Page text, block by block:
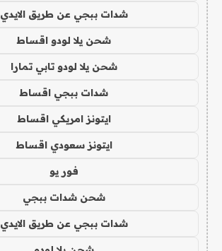
شدات ببجي عن طريق الايدي
شحن يلا لودو اقساط
شحن يلا لودو تابي تمارا
شدات ببجي اقساط
ايتونز امريكي اقساط
ايتونز سعودي اقساط
فور يو
شحن شدات ببجي
شدات ببجي عن طريق الايدي